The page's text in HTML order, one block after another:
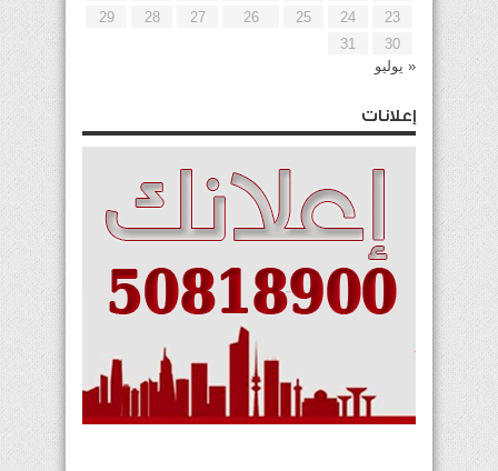
23
24
25
26
27
28
29
30
31
« يوليو
إعلانات